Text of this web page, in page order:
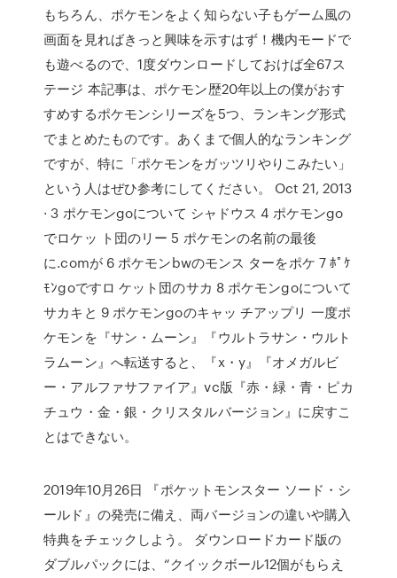
もちろん、ポケモンをよく知らない子もゲーム風の
画面を見ればきっと興味を示すはず！機内モードで
も遊べるので、1度ダウンロードしておけば全67ス
テージ 本記事は、ポケモン歴20年以上の僕がおす
すめするポケモンシリーズを5つ、ランキング形式
でまとめたものです。あくまで個人的なランキング
ですが、特に「ポケモンをガッツリやりこみたい」
という人はぜひ参考にしてください。 Oct 21, 2013
· 3 ポケモンgoについて シャドウス 4 ポケモンgo
でロケッ ト団のリー 5 ポケモンの名前の最後
に.comが 6 ポケモンbwのモンス ターをポケ 7 ﾎﾟｹ
ﾓﾝgoですロ ケット団のサカ 8 ポケモンgoについて
サカキと 9 ポケモンgoのキャッ チアップリ 一度ポ
ケモンを『サン・ムーン』『ウルトラサン・ウルト
ラムーン』へ転送すると、『x・y』『オメガルビ
ー・アルファサファイア』vc版『赤・緑・青・ピカ
チュウ・金・銀・クリスタルバージョン』に戻すこ
とはできない。
2019年10月26日 『ポケットモンスター ソード・シ
ールド』の発売に備え、両バージョンの違いや購入
特典をチェックしよう。 ダウンロードカード版の
ダブルパックには、“クイックボール12個がもらえ